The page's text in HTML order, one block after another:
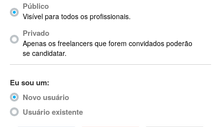
ACPI
Acrobat
Acrobat X
Acronis
ACT
Actimize
ActionScript
ActionScript 3
Público
Visível para todos os profissionais.
Privado
Apenas os freelancers que forem convidados poderão
se candidatar.
Eu sou um:
Novo usuário
Usuário existente